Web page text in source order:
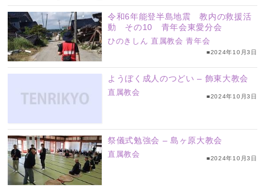
令和6年能登半島地震 教内の救援活
動 その10 青年会東愛分会
ひのきしん 直属教会 青年会
■2024年10月3日
ようぼく成人のつどい – 飾東大教会
直属教会
■2024年10月3日
祭儀式勉強会 – 島ヶ原大教会
直属教会
■2024年10月3日